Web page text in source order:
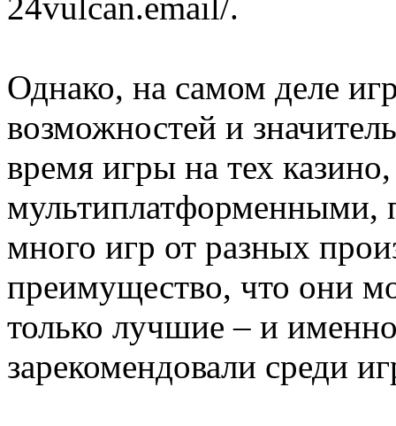
Однако, на самом деле
возможностей и
время игры на тех
мультиплатформенными,
много игр от разных
преимущество, что они
только лучшие – и
зарекомендовали среди